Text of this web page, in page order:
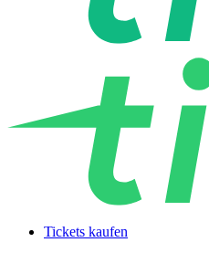
Tickets kaufen